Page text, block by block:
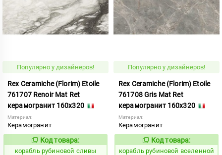
Популярно у дизайнеров!
Rex Ceramiche (Florim) Etoile
761707 Renoir Mat Ret
керамогранит 160x320
Материал:
Керамогранит
775511
Код товара:
корабль рубиновой сливы
Популярно у дизайнеров!
Rex Ceramiche (Florim) Etoile
761708 Gris Mat Ret
керамогранит 160x320
Материал:
Керамогранит
775513
Код товара:
корабль рубиновой вселенной